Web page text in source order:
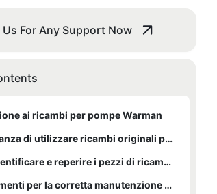
For Any Support Now
ai ricambi per pompe Warman
- L'importanza di utilizzare ricambi originali per pompe Warman
- Come identificare e reperire i pezzi di ricambio per pompe Warman
- Suggerimenti per la corretta manutenzione e sostituzione dei pezzi di ricambio della pompa Warman